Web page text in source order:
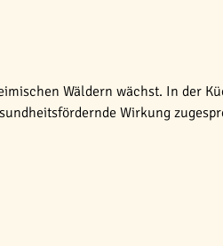
Wäldern wächst. In der
Wirkung